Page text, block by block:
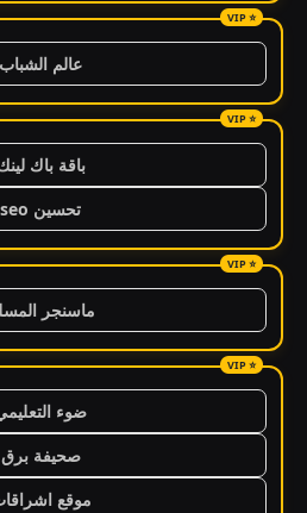
عالم الشباب
باقة باك
تحسين seo
ماسنجر
ضوء
صحيفة برق
موقع